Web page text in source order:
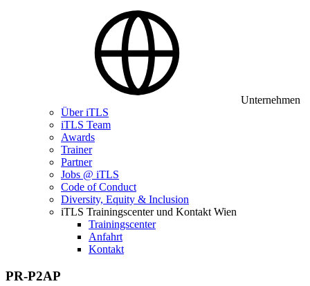
Unternehmen
Über iTLS
iTLS Team
Awards
Trainer
Partner
Jobs @ iTLS
Code of Conduct
Diversity, Equity & Inclusion
iTLS Trainingscenter und Kontakt Wien
Trainingscenter
Anfahrt
Kontakt
PR-P2AP